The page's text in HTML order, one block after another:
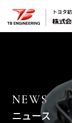
NEWS
ニュース